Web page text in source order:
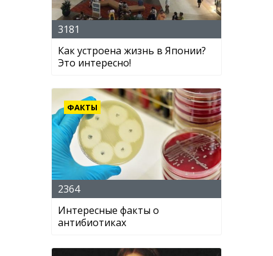
3181
Как устроена жизнь в Японии?
Это интересно!
ФАКТЫ
2364
Интересные факты о
антибиотиках